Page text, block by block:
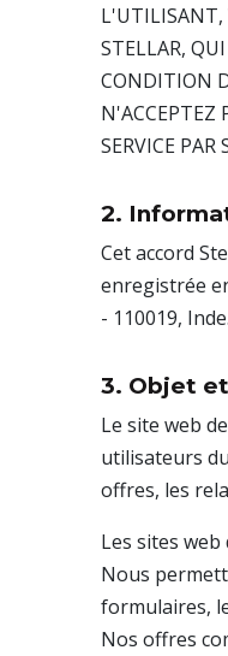
L'UTILISANT,
STELLAR,
CONDITION
N'ACCEPTEZ
SERVICE
2.
Cet accord
enregistrée
- 110019,
3. Objet
Le site web
utilisateurs
offres, les
Les sites
Nous
formulaires,
Nos offres